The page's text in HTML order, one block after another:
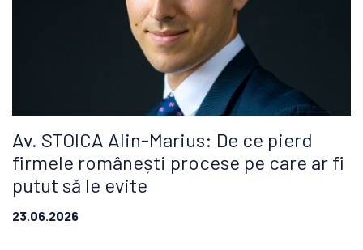
Av. STOICA Alin-Marius: De ce pierd
firmele românești procese pe care ar fi
putut să le evite
23.06.2026